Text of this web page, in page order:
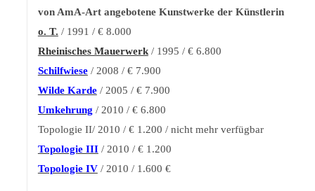
von AmA-Art angebotene Kunstwerke der Künstlerin
o. T. / 1991 / € 8.000
Rheinisches Mauerwerk/ 1995 / € 6.800
Schilfwiese/ 2008 / € 7.900
Wilde Karde/ 2005 / € 7.900
Umkehrung / 2010 / € 6.800
Topologie II/ 2010 / € 1.200 / nicht mehr verfügbar
Topologie III/ 2010 / € 1.200
Topologie IV/ 2010 / 1.600 €